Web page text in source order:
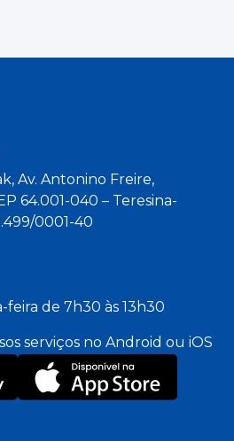
Av. Antonino Freire,
64.001-040 – Teresina-
0001-40
feira de 7h30 às 13h30
serviços no Android ou iOS